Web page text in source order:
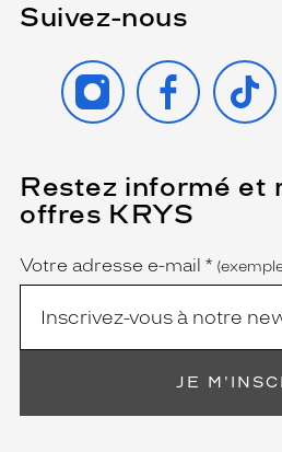
Suivez-nous
INSTAGRAMFACEBOOK
TIKTOK
Restez informé et
offres KRYS
Name
Votre adresse e-mail *
(Ce
champ
est
obligatoire)
JE